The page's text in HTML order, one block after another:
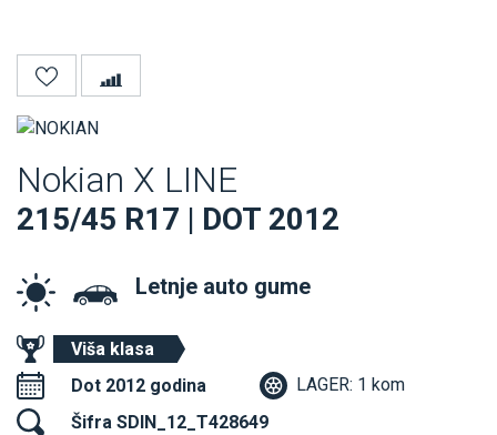
Nokian X LINE
215/45 R17 | DOT 2012
Letnje auto gume
Viša klasa
Dot 2012 godina
LAGER: 1 kom
Šifra SDIN_12_T428649